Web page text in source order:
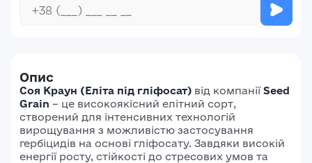
Опис
Соя Краун (Еліта під гліфосат) від компаніїSeed
Grain – це високоякісний елітний сорт,
створений для інтенсивних технологій
вирощування з можливістю застосування
гербіцидів на основі гліфосату. Завдяки високій
енергії росту, стійкості до стресових умов та